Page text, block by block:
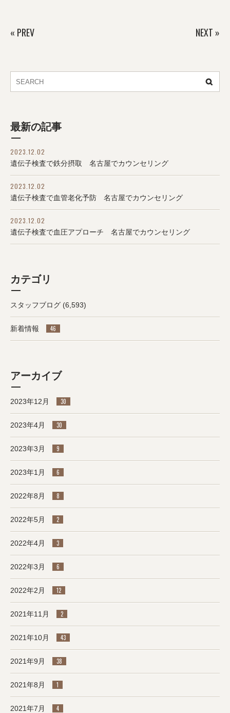
« PREV NEXT »
最新の記事
2023.12.02
遺伝子検査で鉄分摂取 名古屋でカウンセリング
2023.12.02
遺伝子検査で血管老化予防 名古屋でカウンセリング
2023.12.02
遺伝子検査で血圧アプローチ 名古屋でカウンセリング
カテゴリ
スタッフブログ (6,593)
新着情報 46
アーカイブ
2023年12月 30
2023年4月 30
2023年3月 9
2023年1月 6
2022年8月 8
2022年5月 2
2022年4月 3
2022年3月 6
2022年2月 12
2021年11月 2
2021年10月 43
2021年9月 38
2021年8月 1
2021年7月 4